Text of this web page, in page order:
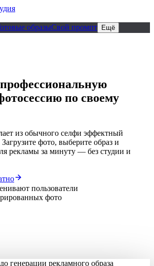
образыСвой промпт Ещё
профессиональную
по своему
из обычного селфи эффектный
фото, выберите образ и
рекламы за минуту — без студии и
пользователи
фото